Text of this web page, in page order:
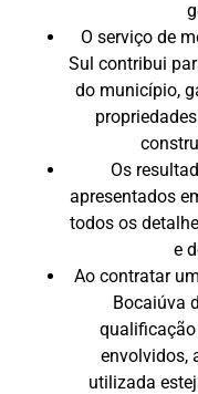
O serviço de
Sul contribui
do município,
Os
apresentados
todos os
e
Ao contratar
Bocaiúva
envolvidos,
utilizada